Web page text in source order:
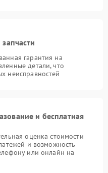
гарантия на
детали, что
неисправностей
и бесплатная
оценка стоимости
и возможность
или онлайн на